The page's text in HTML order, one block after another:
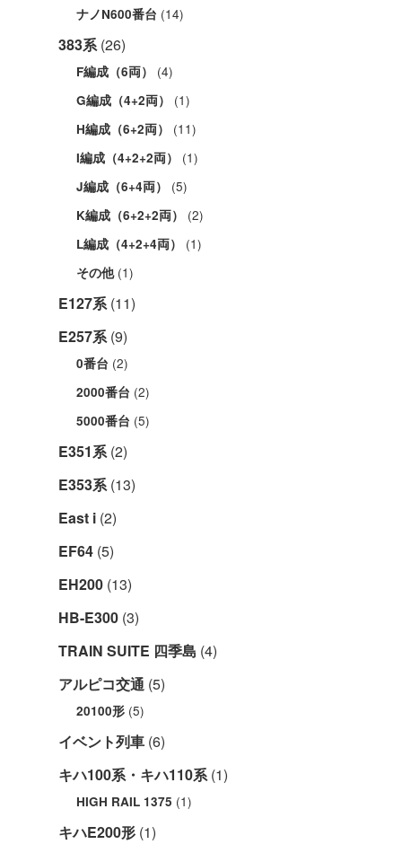
ナノN600番台 (14)
383系(26)
F編成（6両） (4)
G編成（4+2両） (1)
H編成（6+2両） (11)
I編成（4+2+2両） (1)
J編成（6+4両） (5)
K編成（6+2+2両） (2)
L編成（4+2+4両） (1)
その他(1)
E127系(11)
E257系(9)
0番台 (2)
2000番台 (2)
5000番台 (5)
E351系(2)
E353系(13)
East i (2)
EF64 (5)
EH200 (13)
HB-E300 (3)
TRAIN SUITE 四季島 (4)
アルピコ交通 (5)
20100形 (5)
イベント列車 (6)
キハ100系・キハ110系(1)
HIGH RAIL 1375 (1)
キハE200形 (1)